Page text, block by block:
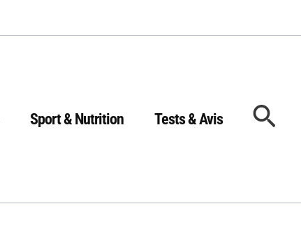
Sport & Nutrition Tests & Avis